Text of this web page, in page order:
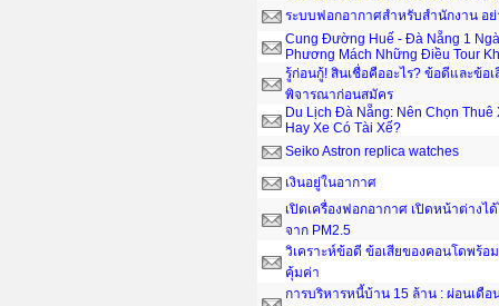
ระบบฟอกอากาศสำหรับสำนักงาน อ
Cung Đường Huế - Đà Nẵng 1
Phương Mách Những Điều Tour
รู้ก่อนกู้! สินเชื่อคืออะไร? ข้อดีและข้อ
พิจารณาก่อนสมัคร
Du Lịch Đà Nẵng: Nên Chọn Thuê
Hay Xe Có Tài Xế?
Seiko Astron replica watches
เงินอยู่ในอากาศ
เปิดเครื่องฟอกอากาศ เปิดหน้าต่างไ
จาก PM2.5
วิเคราะห์ข้อดี ข้อเสียของคอนโดพร้อ
คุ้มค่า
การบริหารหนี้บ้าน 15 ล้าน : ผ่อนเดือ